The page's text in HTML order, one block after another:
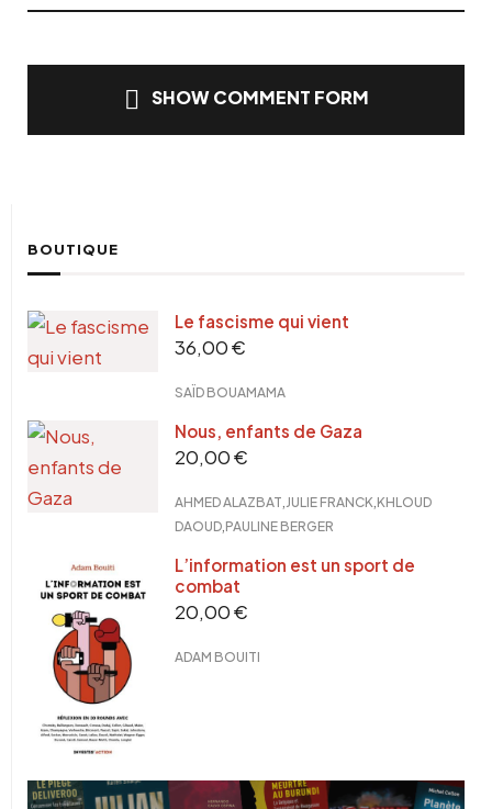
SHOW COMMENT FORM
BOUTIQUE
Le fascisme qui vient
36,00€
SAÏD BOUAMAMA
Nous, enfants de Gaza
20,00€
AHMED ALAZBAT,JULIE FRANCK,KHLOUD
DAOUD,PAULINE BERGER
L’information est un sport de
combat
20,00€
ADAM BOUITI